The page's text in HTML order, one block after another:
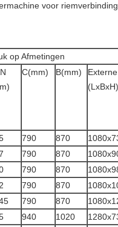
voor
op Afmetingen
C(mm) B(mm)
790 870
790 870
790 870
790 870
790 870
940 1020